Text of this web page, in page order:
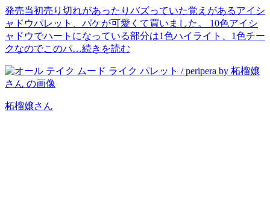
発売当初売り切れがあったりバズっていた覚えがあるアイシ
ャドウパレット、パケが可愛くて買いました。 10色アイシ
ャドウでハートになっている部分は1色ハイライト、1色チー
クなのでこのパ…続きを読む
柘榴嬢さん